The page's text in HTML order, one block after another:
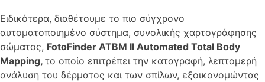
Ειδικότερα, διαθέτουμε το πιο σύγχρονο
αυτοματοποιημένο σύστημα, συνολικής χαρτογράφησης
σώματος, FotoFinder ATBM II Automated Total Body
Mapping, το οποίο επιτρέπει την καταγραφή, λεπτομερή
ανάλυση του δέρματος και των σπίλων, εξοικονομώντας